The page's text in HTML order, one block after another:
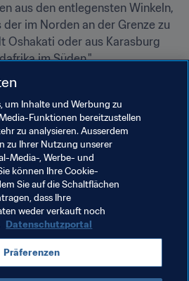
aus den entlegensten Winkeln,
im Norden an der Grenze zu
Oshakati oder aus Karasburg
im Süden."
Frauen-Afrikameisterschaft
ein Erfolg gegen
Moral einen riesigen Schub
hat auf diesem Erfolg aufgebaut.
hochklassigste
und die Zuschauerzahlen
um Inhalte und Werbung zu
Funktionen bereitzustellen
zu analysieren. Ausserdem
zu Ihrer Nutzung unserer
Media-, Werbe- und
können Ihre Cookie-
Sie auf die Schaltflächen
dass Ihre
weder verkauft noch
Datenschutzportal
Präferenzen